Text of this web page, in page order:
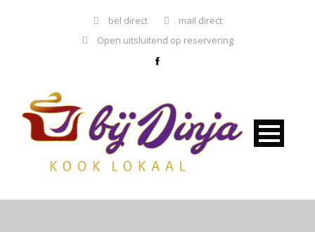
bel direct
mail direct
Open uitsluitend op reservering